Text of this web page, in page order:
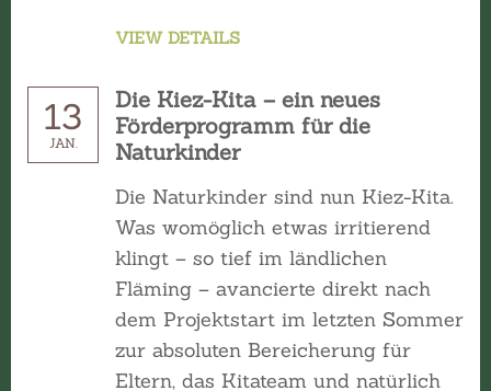
VIEW DETAILS
13
JAN.
Die Kiez-Kita – ein neues
Förderprogramm für die
Naturkinder
Die Naturkinder sind nun Kiez-Kita.
Was womöglich etwas irritierend
klingt – so tief im ländlichen
Fläming – avancierte direkt nach
dem Projektstart im letzten Sommer
zur absoluten Bereicherung für
Eltern, das Kitateam und natürlich